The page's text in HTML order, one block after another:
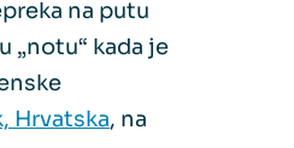
na putu
„notu“ kada je
Hrvatska, na